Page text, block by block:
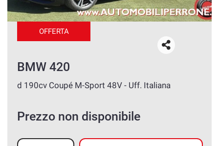
OFFERTA
BMW 420
d 190cv Coupé M-Sport 48V - Uff. Italiana
Prezzo non disponibile